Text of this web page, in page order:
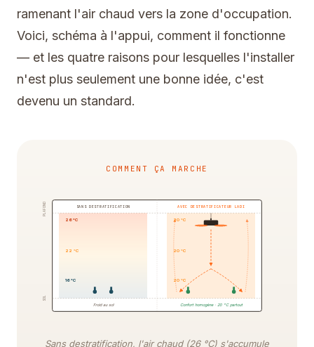
ramenant l'air chaud vers la zone d'occupation.
Voici, schéma à l'appui, comment il fonctionne
— et les quatre raisons pour lesquelles l'installer
n'est plus seulement une bonne idée, c'est
devenu un standard.
COMMENT ÇA MARCHE
SANS DESTRATIFICATION
26 °C
22 °C
16 °C
Froid au sol
AVEC DESTRATIFICATEUR LADI
20 °C
20 °C
20 °C
Confort homogène · 20 °C partout
PLAFOND
SOL
Sans destratification, l'air chaud (26 °C) s'accumule